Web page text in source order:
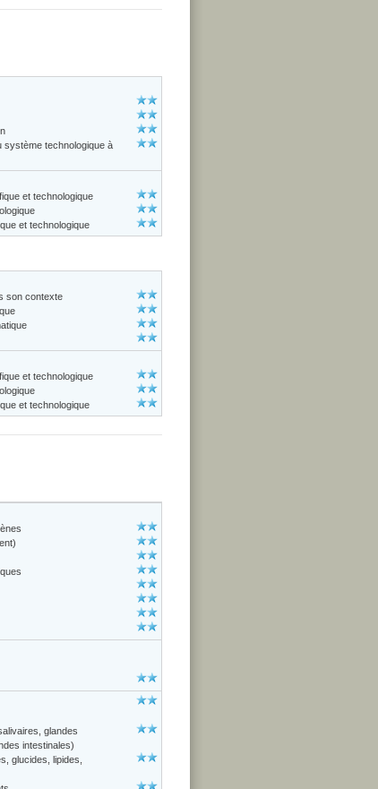
système technologique à
et technologique
et technologique
son contexte
et technologique
et technologique
glandes
intestinales)
glucides, lipides,